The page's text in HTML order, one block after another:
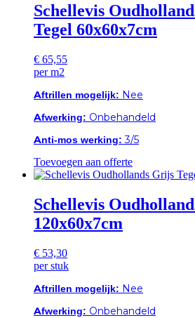
Schellevis
Tegel 60x60x7cm
€ 65,55
per m2
Aftrillen mogelijk: Nee
Afwerking: Onbehandeld
Anti-mos werking: 3/5
Toevoegen aan offerte
Schellevis
120x60x7cm
€ 53,30
per stuk
Aftrillen mogelijk: Nee
Afwerking: Onbehandeld